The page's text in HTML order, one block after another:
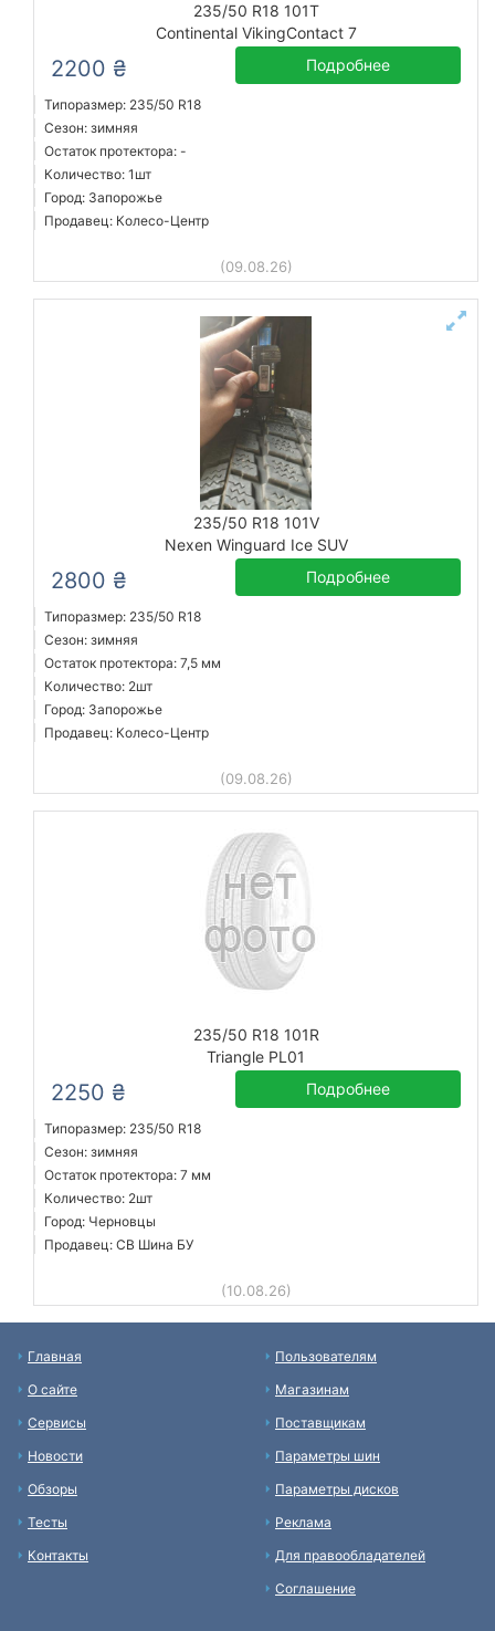
235/50 R18 101T
Continental VikingContact 7
2200 ₴ Подробнее
Типоразмер: 235/50 R18
Сезон: зимняя
Остаток протектора: -
Количество: 1шт
Город: Запорожье
Продавец: Колесо-Центр
(09.08.26)
235/50 R18 101V
Nexen Winguard Ice SUV
2800 ₴ Подробнее
Типоразмер: 235/50 R18
Сезон: зимняя
Остаток протектора: 7,5 мм
Количество: 2шт
Город: Запорожье
Продавец: Колесо-Центр
(09.08.26)
235/50 R18 101R
Triangle PL01
2250 ₴ Подробнее
Типоразмер: 235/50 R18
Сезон: зимняя
Остаток протектора: 7 мм
Количество: 2шт
Город: Черновцы
Продавец: СВ Шина БУ
(10.08.26)
Главная
О сайте
Сервисы
Новости
Обзоры
Тесты
Контакты
Пользователям
Магазинам
Поставщикам
Параметры шин
Параметры дисков
Реклама
Для правообладателей
Соглашение